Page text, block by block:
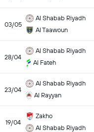
03/05
Al Shabab Riyadh
Al Taawoun
28/04
Al Shabab Riyadh
Al Fateh
23/04
Al Shabab Riyadh
Al Rayyan
19/04
Zakho
Al Shabab Riyadh